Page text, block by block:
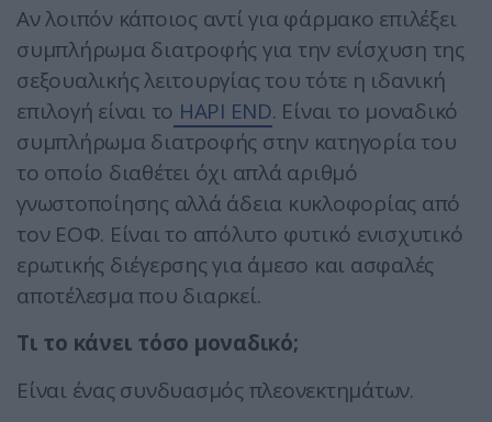
Αν λοιπόν κάποιος αντί για φάρμακο επιλέξει
συμπλήρωμα διατροφής για την ενίσχυση της
σεξουαλικής λειτουργίας του τότε η ιδανική
επιλογή είναι το HAPI END. Είναι το μοναδικό
συμπλήρωμα διατροφής στην κατηγορία του
το οποίο διαθέτει όχι απλά αριθμό
γνωστοποίησης αλλά άδεια κυκλοφορίας από
τον ΕΟΦ. Είναι το απόλυτο φυτικό ενισχυτικό
ερωτικής διέγερσης για άμεσο και ασφαλές
αποτέλεσμα που διαρκεί.
Τι το κάνει τόσο μοναδικό;
Είναι ένας συνδυασμός πλεονεκτημάτων.